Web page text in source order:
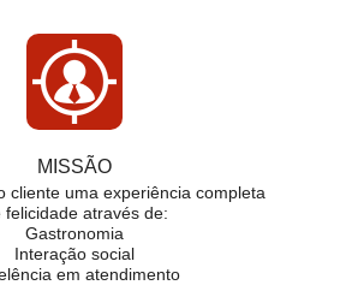
MISSÃO
cliente uma experiência completa
felicidade através de:
Gastronomia
Interação social
em atendimento